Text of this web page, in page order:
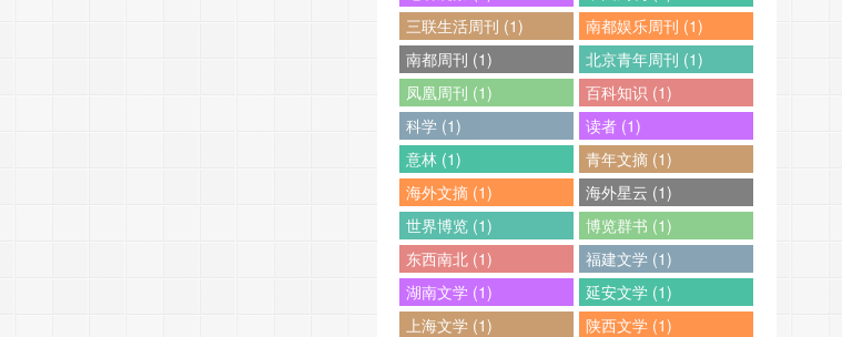
三联生活周刊 (1)
南都娱乐周刊 (1)
南都周刊 (1)
北京青年周刊 (1)
凤凰周刊 (1)
百科知识 (1)
科学 (1)
读者 (1)
意林 (1)
青年文摘 (1)
海外文摘 (1)
海外星云 (1)
世界博览 (1)
博览群书 (1)
东西南北 (1)
福建文学 (1)
湖南文学 (1)
延安文学 (1)
上海文学 (1)
陕西文学 (1)